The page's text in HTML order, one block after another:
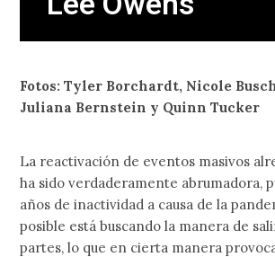
Fotos: Tyler Borchardt, Nicole
Juliana Bernstein y Quinn Tucker
La reactivación de eventos masivos
ha sido verdaderamente abrumadora,
años de inactividad a causa de la
posible está buscando la manera de
partes, lo que en cierta manera